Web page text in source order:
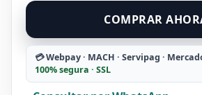
Soporte
de
Tobillo
Recovery
con
COMPRAR
💳 Webpay · MACH · Servipag ·
100% segura · SSL